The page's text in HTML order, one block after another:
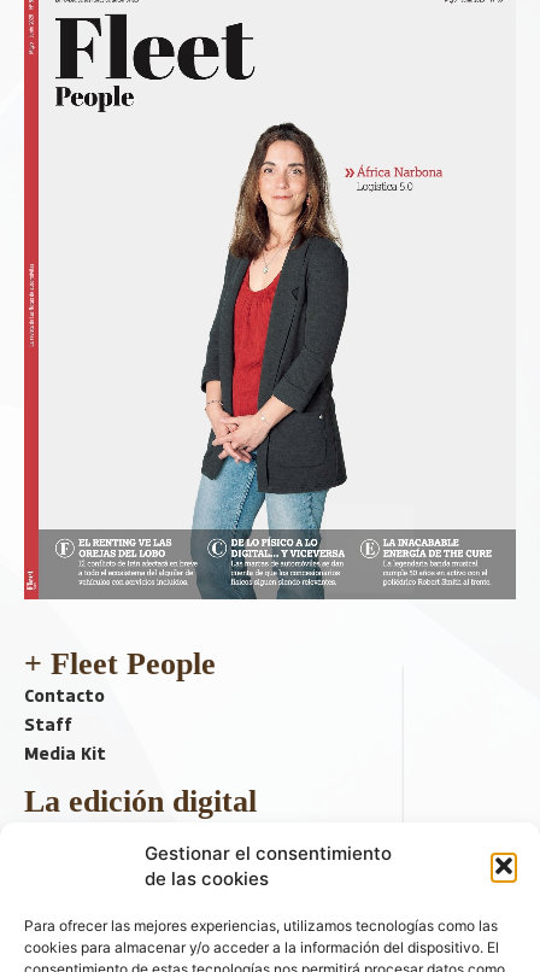
Gestionar el consentimiento
de las cookies
Para ofrecer las mejores experiencias, utilizamos tecnologías como las
cookies para almacenar y/o acceder a la información del dispositivo. El
+ Fleet People
Contacto
Staff
Media Kit
La edición digital
Descargar último ejemplar
ir a hemeroteca
+ Contenido en redes sociales